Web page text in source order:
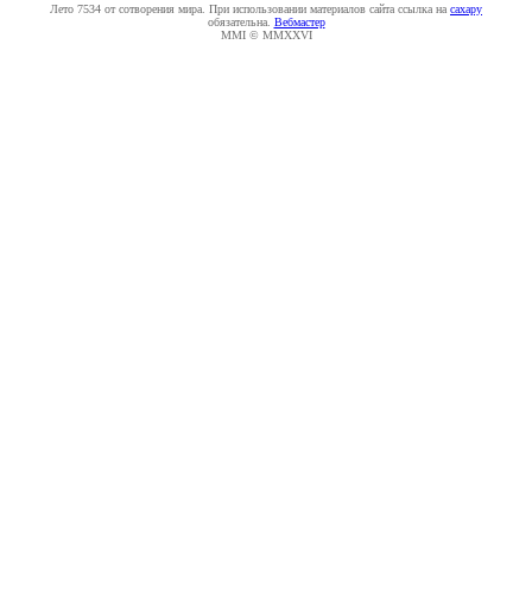
Лето 7534 от сотворения мира. При использовании материалов сайта ссылка на caxapу
обязательна. Вебмастер
MMI © MMXXVI